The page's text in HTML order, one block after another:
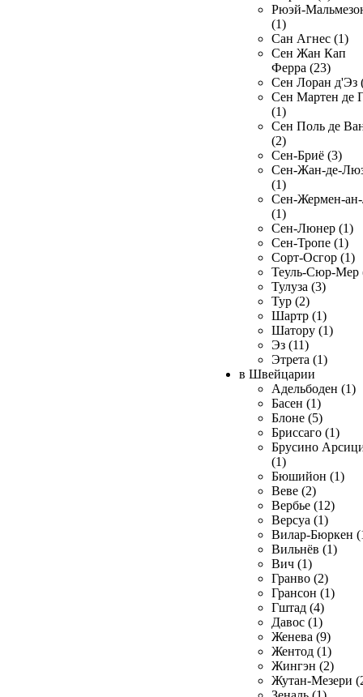
Рюэй-
(1)
Сан Агнес (1)
Сен Жан Кап
Ферра (23)
Сен Лоран д'Эз
Сен Мартен де
(1)
Сен Поль де
(2)
Сен-Бриё (3)
Сен-Жан-де-
(1)
Сен-Жермен-
(1)
Сен-Люнер (1)
Сен-Тропе (1)
Сорт-Осгор (1)
Теуль-Сюр-Мер
Тулуза (3)
Тур (2)
Шартр (1)
Шатору (1)
Эз (11)
Этрета (1)
в Швейцарии
Адельбоден (1)
Басен (1)
Блоне (5)
Бриссаго (1)
Брусино
(1)
Бюшийон (1)
Веве (2)
Вербье (12)
Версуа (1)
Вилар-Бюркен
Вильнёв (1)
Вич (1)
Гранво (2)
Грансон (1)
Гштад (4)
Давос (1)
Женева (9)
Жентод (1)
Жингэн (2)
Жутан-Мезери